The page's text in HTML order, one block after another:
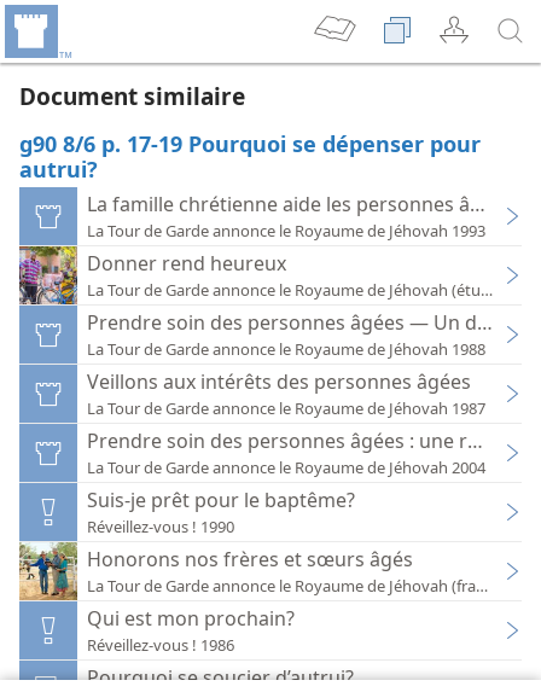
Document similaire
g90 8/6 p. 17-19 Pourquoi se dépenser pour
autrui?
La famille chrétienne aide les personnes âgées
La Tour de Garde annonce le Royaume de Jéhovah 1993
Donner rend heureux
La Tour de Garde annonce le Royaume de Jéhovah (étude) 2018
Prendre soin des personnes âgées — Un défi
La Tour de Garde annonce le Royaume de Jéhovah 1988
Veillons aux intérêts des personnes âgées
La Tour de Garde annonce le Royaume de Jéhovah 1987
Prendre soin des personnes âgées : une
La Tour de Garde annonce le Royaume de Jéhovah 2004
Suis-je prêt pour le baptême?
Réveillez-vous ! 1990
Honorons nos frères et sœurs âgés
Qui est mon prochain?
Réveillez-vous ! 1986
Pourquoi se soucier d’autrui?